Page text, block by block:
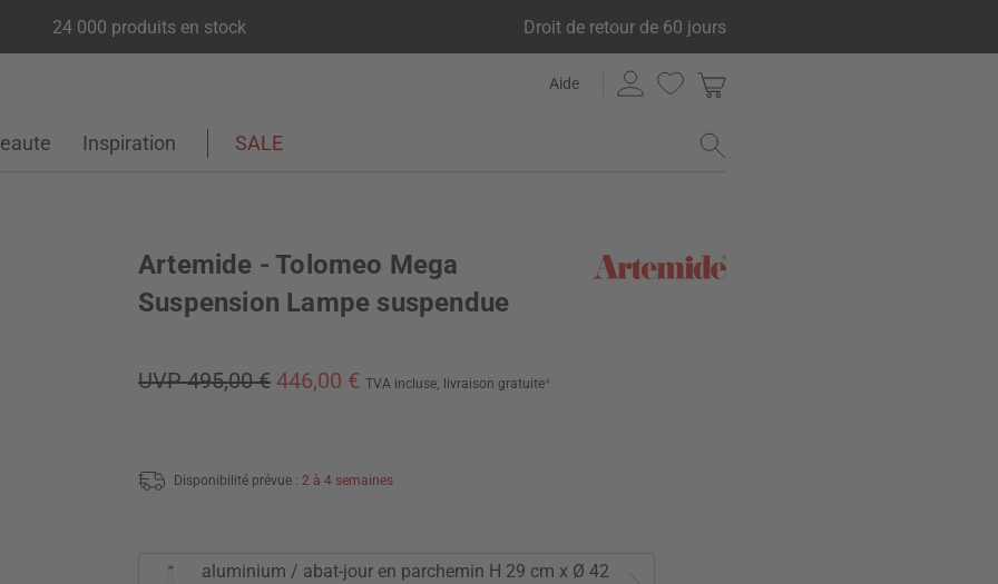
24 000 produits en stock Droit de retour de 60 jours
Aide
Inspiration SALE
Artemide - Tolomeo Mega
Suspension Lampe suspendue
UVP 495,00 € 446,00 € TVA incluse, livraison gratuite*
Disponibilité prévue : 2 à 4 semaines
aluminium / abat-jour en parchemin H 29 cm x Ø 42